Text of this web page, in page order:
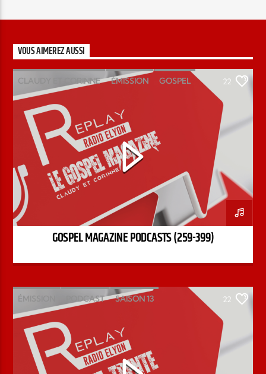
VOUS AIMEREZ AUSSI
CLAUDY ET CORINNE ÉMISSION GOSPEL
MAGAZINE
22
GOSPEL MAGAZINE PODCASTS (259-399)
ÉMISSION PODCAST SAISON 13
STÉPHANE CHANDONNET
22